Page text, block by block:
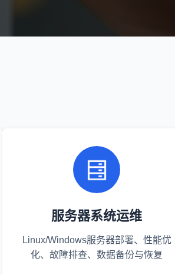
服务器系统运维
Linux/Windows服务器部署、性能优
化、故障排查、数据备份与恢复